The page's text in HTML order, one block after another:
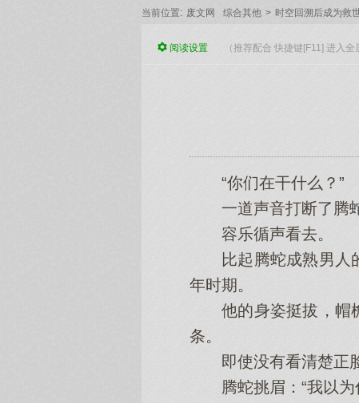
当前位置: 废文网 综合其他 > 时空回溯后成为救
阅读设置 （推荐配合 快捷键[F11] 进入全
“你们在干什么？”
一道声音打断了腾蛇
容乐循声看去。
比起腾蛇成熟男人的
年时期。
他的身姿挺拔，帽檐
条。
即使没有看清楚正脸
腾蛇挑眉：“我以为